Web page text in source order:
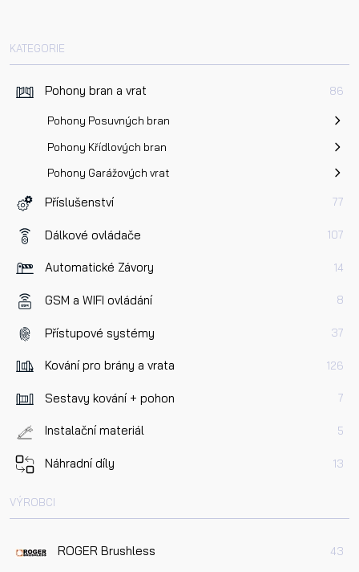
KATEGORIE
Pohony bran a vrat 86
Pohony Posuvných bran
Pohony Křídlových bran
Pohony Garážových vrat
Příslušenství 77
Dálkové ovládače 107
Automatické Závory 14
GSM a WIFI ovládání 8
Přístupové systémy 37
Kování pro brány a vrata 126
Sestavy kování + pohon 7
Instalační materiál 5
Náhradní díly 13
VÝROBCI
ROGER Brushless 43